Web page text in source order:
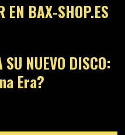
EN BAX-SHOP.ES
14
NUEVO DISCO:
Era?